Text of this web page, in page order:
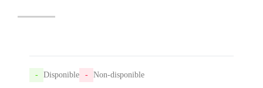
- Disponible - Non-disponible